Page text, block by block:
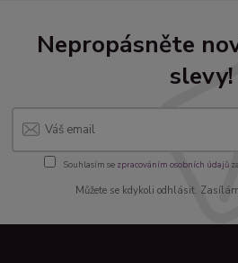
Nepropásněte
slevy!
Souhlasím se zpracováním osobních údajů
Můžete se kdykoli odhlásit.